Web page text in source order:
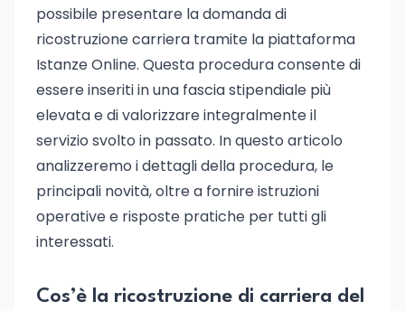
possibile presentare la domanda di
ricostruzione carriera tramite la piattaforma
Istanze Online. Questa procedura consente di
essere inseriti in una fascia stipendiale più
elevata e di valorizzare integralmente il
servizio svolto in passato. In questo articolo
analizzeremo i dettagli della procedura, le
principali novità, oltre a fornire istruzioni
operative e risposte pratiche per tutti gli
interessati.
Cos’è la ricostruzione di carriera del